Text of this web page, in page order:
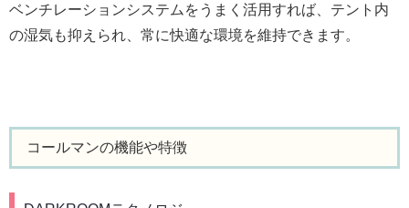
ベンチレーションシステムをうまく活用すれば、テント内
の湿気も抑えられ、常に快適な環境を維持できます。
コールマンの機能や特徴